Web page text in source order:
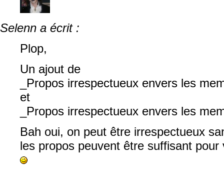
Selenn a écrit :
Plop,
Un ajout de
_Propos irrespectueux envers les
et
_Propos irrespectueux envers les
Bah oui, on peut être irrespectueux
les propos peuvent être suffisant